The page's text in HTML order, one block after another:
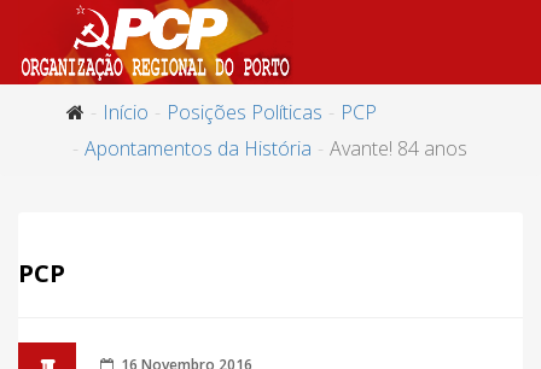
Início Posições Políticas
PCP
Apontamentos da História
Avante! 84 anos
PCP
16 Novembro 2016